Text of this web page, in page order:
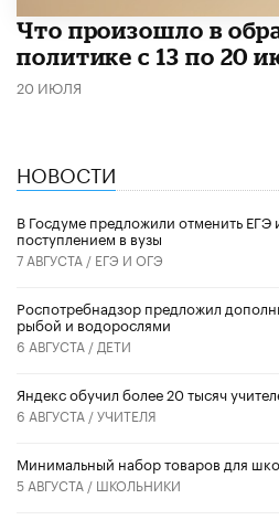
Что произошло в
политике с 13 по 20
20 ИЮЛЯ
НОВОСТИ
В Госдуме предложили отменить ЕГЭ
поступлением в вузы
7 АВГУСТА / ЕГЭ И ОГЭ
Роспотребнадзор предложил
рыбой и водорослями
6 АВГУСТА / ДЕТИ
​Яндекс обучил более 20 тысяч
6 АВГУСТА /УЧИТЕЛЯ
Минимальный набор товаров для
5 АВГУСТА / ШКОЛЬНИКИ